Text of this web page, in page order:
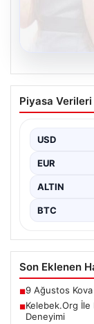
Adresi
sağlaması
Günümüzde
Piyasa Verileri
USD
EUR
ALTIN
BTC
Son Eklenen
■9 Ağustos
■Kelebek.Org
Deneyimi